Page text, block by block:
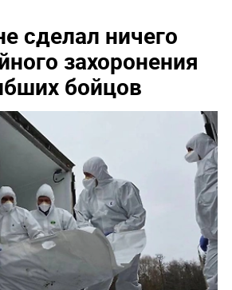
сделал ничего
захоронения
бойцов